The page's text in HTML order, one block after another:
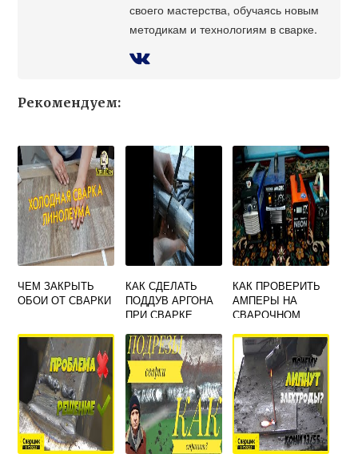
своего мастерства, обучаясь новым
методикам и технологиям в сварке.
Рекомендуем:
ЧЕМ ЗАКРЫТЬ
ОБОИ ОТ СВАРКИ
КАК СДЕЛАТЬ
ПОДДУВ АРГОНА
ПРИ СВАРКЕ
КАК ПРОВЕРИТЬ
АМПЕРЫ НА
СВАРОЧНОМ